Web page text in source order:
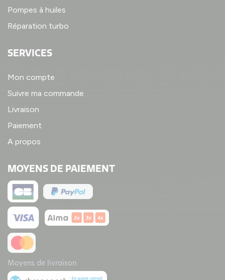
Pompes à huiles
Réparation turbo
SERVICES
Mon compte
Suivre ma commande
Livraison
Paiement
A propos
MOYENS DE PAIEMENT
Moyens de livraison